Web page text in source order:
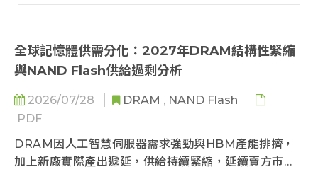
全球記憶體供需分化：2027年DRAM結構性緊縮
與NAND Flash供給過剩分析
2026/07/28 DRAM , NAND Flash
PDF
DRAM因人工智慧伺服器需求強勁與HBM產能排擠，
加上新廠實際產出遞延，供給持續緊縮，延續賣方市